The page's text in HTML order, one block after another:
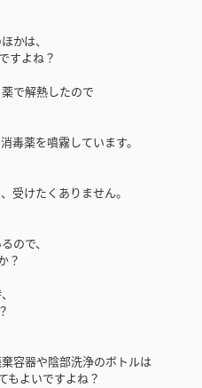
かは、
すよね？
で解熱したので
薬を噴霧しています。
けたくありません。
ので、
？
容器や陰部洗浄のボトルは
もよいですよね？